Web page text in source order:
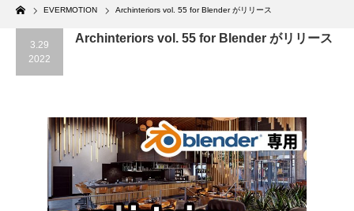
Home
EVERMOTION Archinteriors vol. 55 for Blender がリリース
3.29
2022
Archinteriors vol. 55 for Blender がリリース